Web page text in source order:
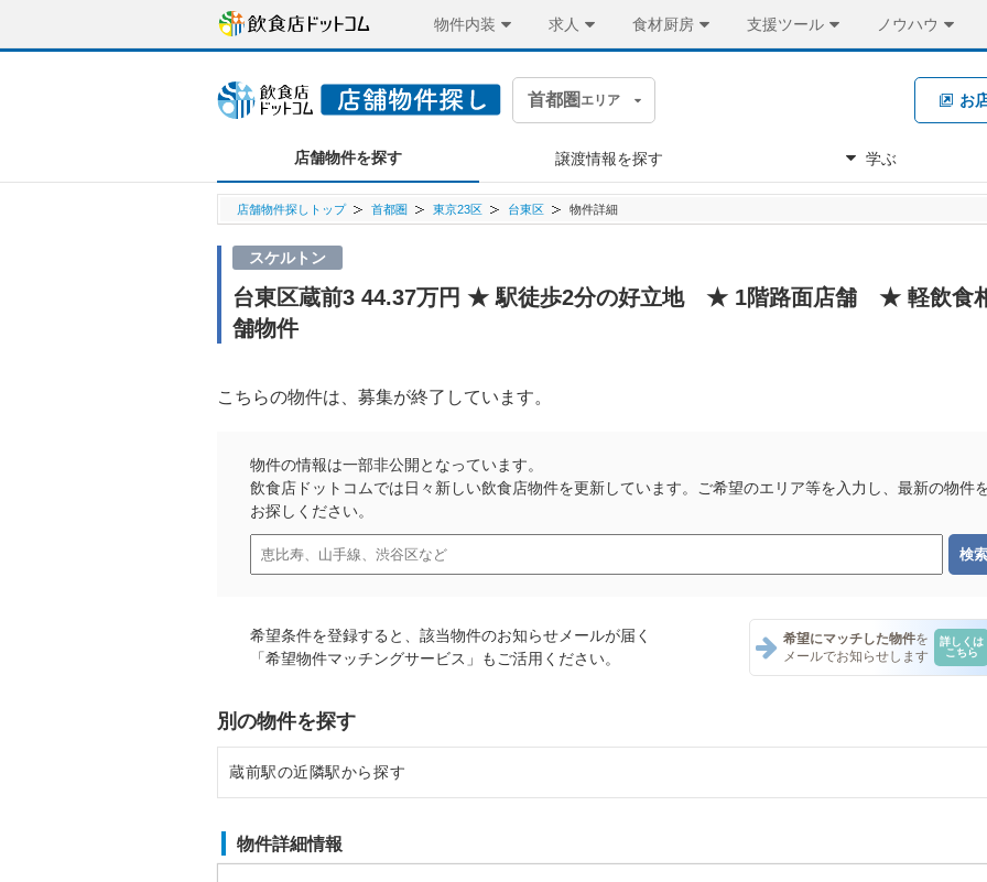
物件内装 求人 食材厨房 支援ツール ノウハウ
首都圏 エリア お
店舗物件を探す 譲渡情報を探す 学ぶ
店舗物件探しトップ 首都圏 東京23区 台東区 物件詳細
スケルトン
台東区蔵前3 44.37万円 ★ 駅徒歩2分の好立地 ★ 1階路面店舗 ★ 軽飲食
舗物件
こちらの物件は、募集が終了しています。
物件の情報は一部非公開となっています。
飲食店ドットコムでは日々新しい飲食店物件を更新しています。ご希望のエリア等を入力し、最新の物件
お探しください。
希望条件を登録すると、該当物件のお知らせメールが届く
「希望物件マッチングサービス」もご活用ください。
希望にマッチした物件を
メールでお知らせします
詳しくは
こちら
別の物件を探す
蔵前駅の近隣駅から探す
物件詳細情報